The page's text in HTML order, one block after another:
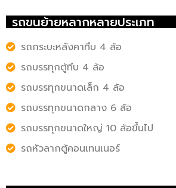
รถขนย้ายหลากหลายประเภท
รถกระบะหลังคาทึบ 4 ล้อ
รถบรรทุกตู้ทึบ 4 ล้อ
รถบรรทุกขนาดเล็ก 4 ล้อ
รถบรรทุกขนาดกลาง 6 ล้อ
รถบรรทุกขนาดใหญ่ 10 ล้อขึ้นไป
รถหัวลากตู้คอนเทนเนอร์